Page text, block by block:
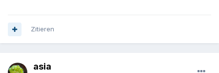
Zitieren
asia